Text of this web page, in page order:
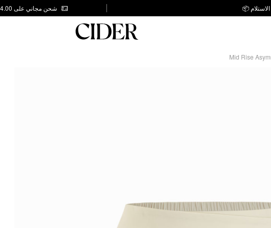
📦 شحن مجاني على AED 144.00
Mid Rise